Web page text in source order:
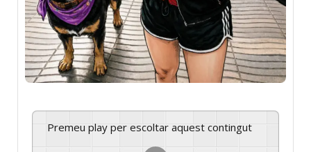
Premeu play per escoltar aquest contingut